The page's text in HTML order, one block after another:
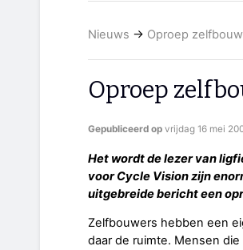
Nieuws → Oproep
Oproep
Gepubliceerd op vrijdag 16 mei
Het wordt de lezer van
voor Cycle Vision zijn
uitgebreide bericht een
Zelfbouwers hebben een
daar de ruimte. Mensen